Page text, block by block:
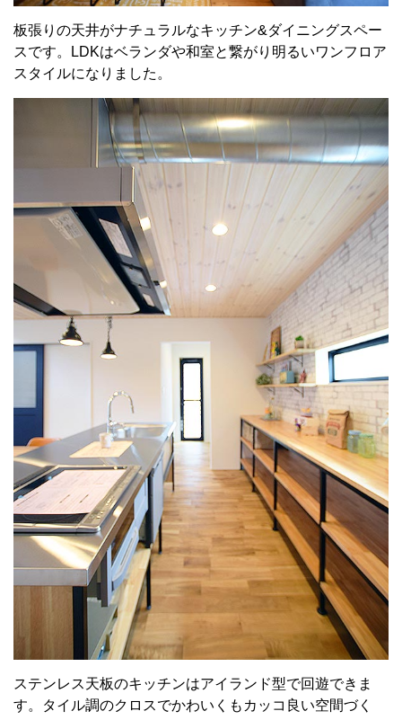
板張りの天井がナチュラルなキッチン&ダイニングスペー
スです。LDKはベランダや和室と繋がり明るいワンフロア
スタイルになりました。
ステンレス天板のキッチンはアイランド型で回遊できま
す。タイル調のクロスでかわいくもカッコ良い空間づく